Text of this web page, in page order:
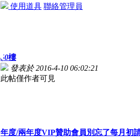
使用道具 聯絡管理員
50樓
發表於 2016-4-10 06:02:21
此帖僅作者可見
年度/兩年度VIP贊助會員別忘了每月初